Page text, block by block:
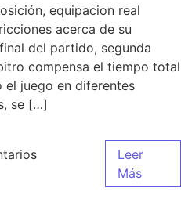
equipacion real
acerca de su
del partido, segunda
compensa el tiempo total
el juego en diferentes
se […]
del real madrid 2020
Leer
Más